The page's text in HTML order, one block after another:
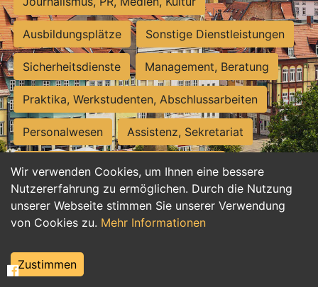
Wir verwenden Cookies, um Ihnen eine bessere
Nutzererfahrung zu ermöglichen. Durch die Nutzung
unserer Webseite stimmen Sie unserer Verwendung
von Cookies zu. Mehr Informationen
Zustimmen
Ausbildungsplätze Sonstige Dienstleistungen
Sicherheitsdienste Management, Beratung
Praktika, Werkstudenten, Abschlussarbeiten
Personalwesen Assistenz, Sekretariat
Hilfskräfte, Aushilfs- und Nebenjobs
Einkauf, Logistik, Materialwirtschaft
Weiterbildung, Studium, duale Ausbildung
Tourismus